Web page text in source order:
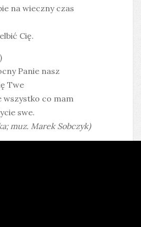
na wieczny czas
Cię.
Panie nasz
Twe
wszystko co mam
swe.
muz. Marek Sobczyk)